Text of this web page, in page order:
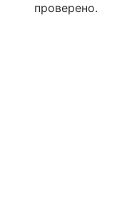
проверено.